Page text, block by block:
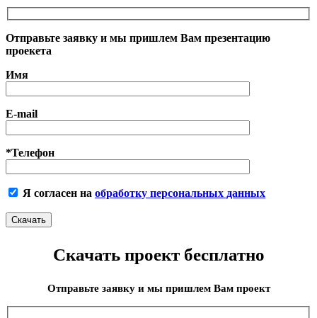
Отправьте заявку и мы пришлем Вам презентацию
проекета
Имя
E-mail
*Телефон
Я согласен на обработку персональных данных
Скачать проект бесплатно
Отправьте заявку и мы пришлем Вам проект